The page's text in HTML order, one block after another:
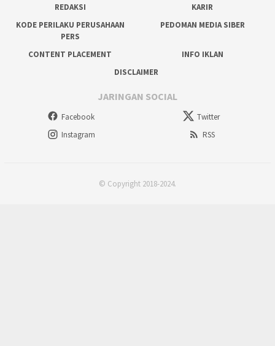
REDAKSI
KARIR
KODE PERILAKU PERUSAHAAN
PERS
PEDOMAN MEDIA SIBER
CONTENT PLACEMENT
INFO IKLAN
DISCLAIMER
JARINGAN SOCIAL
Facebook
Twitter
Instagram
RSS
© Copyright 2018-2024.